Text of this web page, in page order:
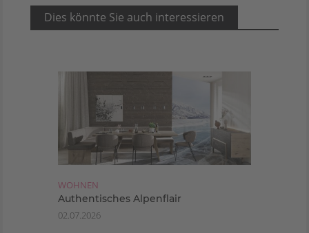
Dies könnte Sie auch interessieren
WOHNEN
Authentisches Alpenflair
02.07.2026